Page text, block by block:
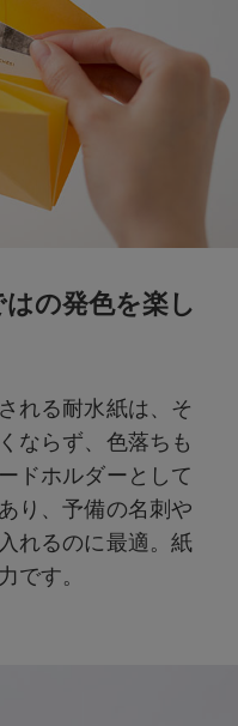
の発色を楽し
れる耐水紙は、そ
ならず、色落ちも
ドホルダーとして
り、予備の名刺や
れるのに最適。紙
です。